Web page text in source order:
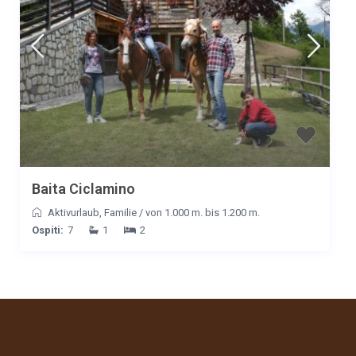
Ottima posizione con vista e grande tranquillità. Spazi esterni
molto ampi e curati, interni molto belli anche nei dettagli.
Accoglienza ottima e assolutamente non invasiva. Soluzione
consigliatissima per famiglie o gruppi fino a 6 persone.
Data
26/01/2025
Nome
Francesco Fior
Valutazione
Commento
La baita è stata ristrutturata internamente in maniera perfetta
mantenendo il calore tipico degli edifici di montagna. L'abbiamo
trovata pulita e ordinata in maniera eccellente. Marco ci ha
meglio il nostro weekend. Il bracere e il barbecue esterni sono la
chicca che ci ha fatto innamorare di questa meravigliosa
12/01/2025
Fabrizio Magli
Baita Ciclamino
Aktivurlaub, Familie / von 1.000 m. bis 1.200 m.
Ospiti: 7 1 2